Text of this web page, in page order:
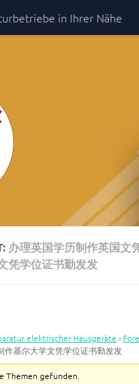
in Ihrer Nähe
办理英国学历制作英国文
凭学位证书勤发发
elektrischer Hausgeräte ›
作基尔大学文凭学位证书勤发发
Themen gefunden.